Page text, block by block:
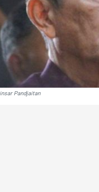
Pandjaitan